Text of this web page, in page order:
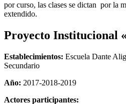
por curso, las clases se dictan por la
extendido.
Proyecto Institucional
Establecimientos: Escuela Dante
Secundario
Año: 2017-2018-2019
Actores participantes: